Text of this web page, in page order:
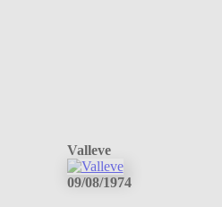
Valleve
09/08/1974